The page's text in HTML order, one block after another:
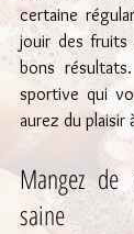
certaine
jouir des
bons
sportive qui
aurez du plaisir
Mangez
saine